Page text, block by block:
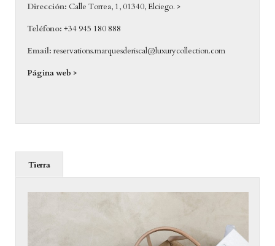
Dirección: Calle Torrea, 1, 01340, Elciego. >
Teléfono:+34 945 180 888
Email: reservations.marquesderiscal@luxurycollection.com
Página web >
Tierra